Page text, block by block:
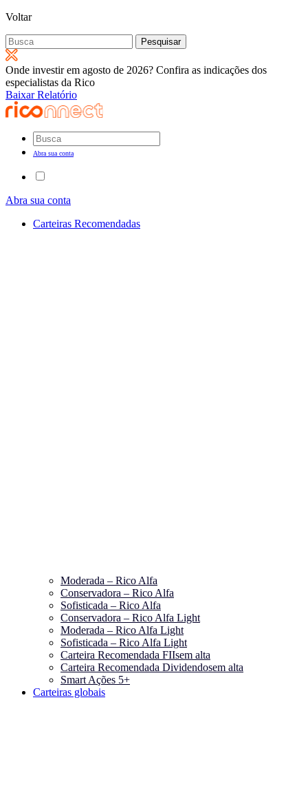
Voltar
Pesquisar
por:
Onde investir em agosto de 2026? Confira as indicações dos
especialistas da Rico
Baixar Relatório
Abra sua conta
Abra sua conta
Carteiras Recomendadas
Moderada – Rico Alfa
Conservadora – Rico Alfa
Sofisticada – Rico Alfa
Conservadora – Rico Alfa Light
Moderada – Rico Alfa Light
Sofisticada – Rico Alfa Light
Carteira Recomendada FIIsem alta
Carteira Recomendada Dividendosem alta
Smart Ações 5+
Carteiras globais